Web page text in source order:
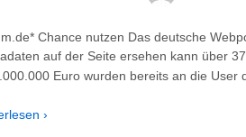
Chance nutzen Das deutsche
auf der Seite ersehen kann über
Euro wurden bereits an die User
›